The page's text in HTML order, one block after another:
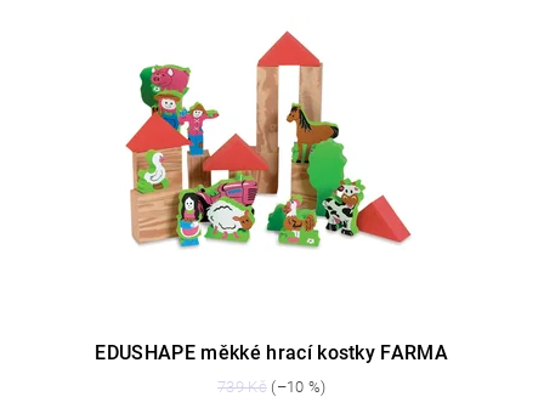
EDUSHAPE měkké hrací kostky FARMA
739 Kč(–10 %)